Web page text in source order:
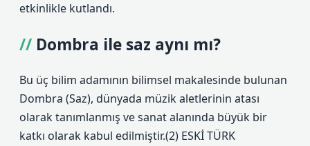
etkinlikle kutlandı.
Dombra ile saz aynı mı?
Bu üç bilim adamının bilimsel makalesinde bulunan
Dombra (Saz), dünyada müzik aletlerinin atası
olarak tanımlanmış ve sanat alanında büyük bir
katkı olarak kabul edilmiştir.(2) ESKİ TÜRK